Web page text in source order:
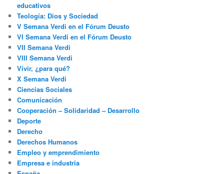
educativos
Teología: Dios y Sociedad
V Semana Verdi en el Fórum Deusto
VI Semana Verdi en el Fórum Deusto
VII Semana Verdi
VIII Semana Verdi
Vivir, ¿para qué?
X Semana Verdi
Ciencias Sociales
Comunicación
Cooperación – Solidaridad – Desarrollo
Deporte
Derecho
Derechos Humanos
Empleo y emprendimiento
Empresa e industria